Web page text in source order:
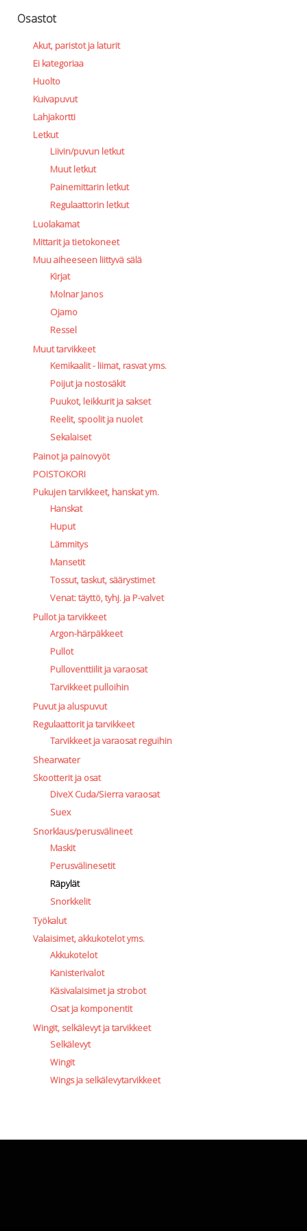
Osastot
Akut, paristot ja laturit
Ei kategoriaa
Huolto
Kuivapuvut
Lahjakortti
Letkut
Liivin/puvun letkut
Muut letkut
Painemittarin letkut
Regulaattorin letkut
Luolakamat
Mittarit ja tietokoneet
Muu aiheeseen liittyvä sälä
Kirjat
Molnar Janos
Ojamo
Ressel
Muut tarvikkeet
Kemikaalit - liimat, rasvat yms.
Poijut ja nostosäkit
Puukot, leikkurit ja sakset
Reelit, spoolit ja nuolet
Sekalaiset
Painot ja painovyöt
POISTOKORI
Pukujen tarvikkeet, hanskat ym.
Hanskat
Huput
Lämmitys
Mansetit
Tossut, taskut, säärystimet
Venat: täyttö, tyhj. ja P-valvet
Pullot ja tarvikkeet
Argon-härpäkkeet
Pullot
Pulloventtiilit ja varaosat
Tarvikkeet pulloihin
Puvut ja aluspuvut
Regulaattorit ja tarvikkeet
Tarvikkeet ja varaosat reguihin
Shearwater
Skootterit ja osat
DiveX Cuda/Sierra varaosat
Suex
Snorklaus/perusvälineet
Maskit
Perusvälinesetit
Räpylät
Snorkkelit
Työkalut
Valaisimet, akkukotelot yms.
Akkukotelot
Kanisterivalot
Käsivalaisimet ja strobot
Osat ja komponentit
Wingit, selkälevyt ja tarvikkeet
Selkälevyt
Wingit
Wings ja selkälevytarvikkeet